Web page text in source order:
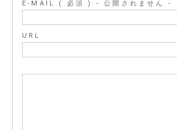
E-MAIL ( 必須 ) - 公開されません -
URL